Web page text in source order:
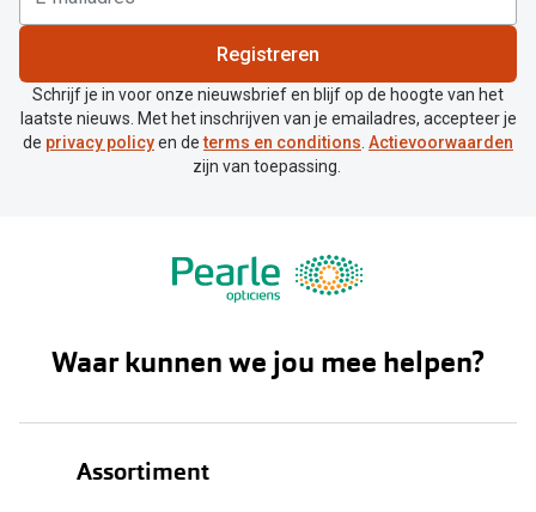
Registreren
Schrijf je in voor onze nieuwsbrief en blijf op de hoogte van het
laatste nieuws. Met het inschrijven van je emailadres, accepteer je
de privacy policyen determs en conditions. Actievoorwaarden
zijn van toepassing.
Waar kunnen we jou mee helpen?
Assortiment